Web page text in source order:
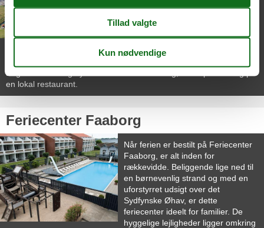
hyggelig brændeovn. Kun en kort
købstad Bogense med restauranter
og butikker. Odense, kun en halv
times kørsel væk, byder på H.C. Andersens barndomshjem,
Bogense Havn og nyd den maritime stemning, eller spis middag på
en lokal restaurant.
Feriecenter Faaborg
Når ferien er bestilt på Feriecenter
Faaborg, er alt inden for
rækkevidde. Beliggende lige ned til
en børnevenlig strand og med en
uforstyrret udsigt over det
Sydfynske Øhav, er dette
feriecenter ideelt for familier. De
hyggelige lejligheder ligger omkring